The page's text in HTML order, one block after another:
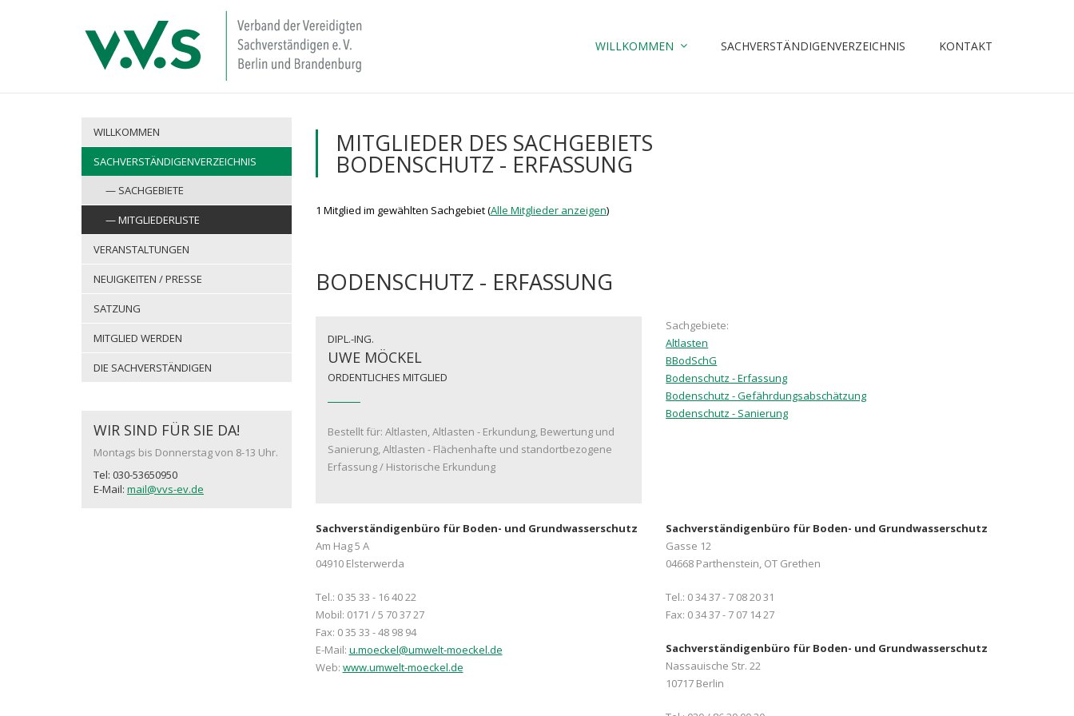
WILLKOMMEN SACHVERSTÄNDIGENVERZEICHNIS KONTAKT
WILLKOMMEN
SACHVERSTÄNDIGENVERZEICHNIS
SACHGEBIETE
MITGLIEDERLISTE
VERANSTALTUNGEN
NEUIGKEITEN / PRESSE
SATZUNG
MITGLIED WERDEN
DIE SACHVERSTÄNDIGEN
WIR SIND FÜR SIE DA!
Montags bis Donnerstag von 8-13 Uhr.
Tel: 030-53650950
E-Mail: mail@vvs-ev.de
MITGLIEDER DES SACHGEBIETS
BODENSCHUTZ - ERFASSUNG
1 Mitglied im gewählten Sachgebiet (Alle Mitglieder anzeigen)
BODENSCHUTZ - ERFASSUNG
DIPL.-ING.
UWE MÖCKEL
ORDENTLICHES MITGLIED
Bestellt für: Altlasten, Altlasten - Erkundung, Bewertung und
Sanierung, Altlasten - Flächenhafte und standortbezogene
Erfassung / Historische Erkundung
Sachgebiete:
Altlasten
BBodSchG
Bodenschutz - Erfassung
Bodenschutz - Gefährdungsabschätzung
Bodenschutz - Sanierung
Sachverständigenbüro für Boden- und Grundwasserschutz
Am Hag 5 A
04910 Elsterwerda
Tel.: 0 35 33 - 16 40 22
Mobil: 0171 / 5 70 37 27
Fax: 0 35 33 - 48 98 94
E-Mail: u.moeckel@umwelt-moeckel.de
Web: www.umwelt-moeckel.de
Sachverständigenbüro für Boden- und Grundwasserschutz
Gasse 12
04668 Parthenstein, OT Grethen
Tel.: 0 34 37 - 7 08 20 31
Fax: 0 34 37 - 7 07 14 27
Sachverständigenbüro für Boden- und Grundwasserschutz
Nassauische Str. 22
10717 Berlin